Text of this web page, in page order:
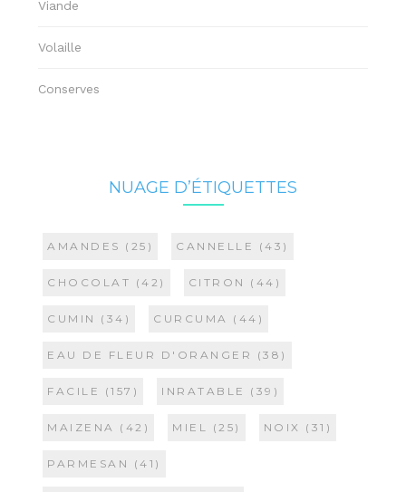
Viande
Volaille
Conserves
NUAGE D’ÉTIQUETTES
AMANDES (25) CANNELLE (43)
CHOCOLAT (42) CITRON (44)
CUMIN (34) CURCUMA (44)
EAU DE FLEUR D'ORANGER (38)
FACILE (157) INRATABLE (39)
MAIZENA (42) MIEL (25) NOIX (31)
PARMESAN (41)